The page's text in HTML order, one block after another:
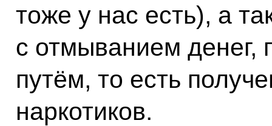
тоже у нас есть), а
с отмыванием денег,
путём, то есть
наркотиков.